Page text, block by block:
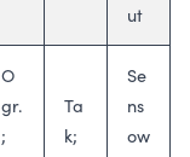
ut
O
gr.
;
Ta
k;
Se
ns
ow